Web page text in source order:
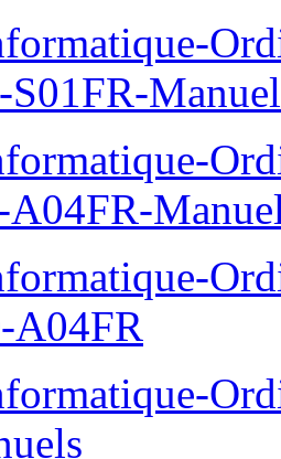
A04FR